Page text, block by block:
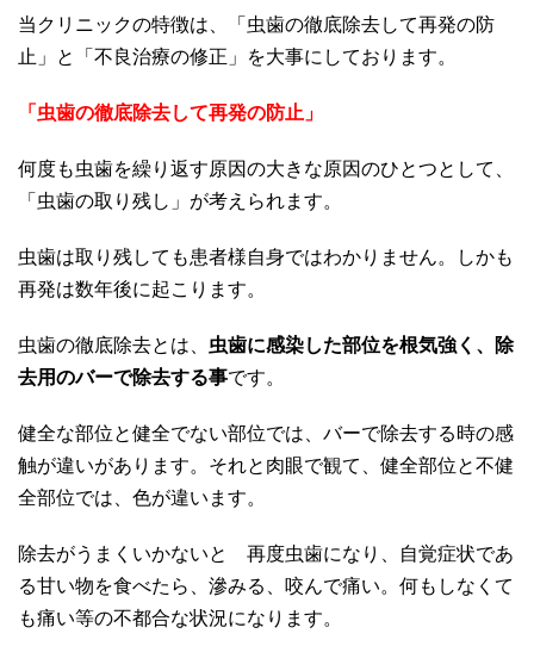
当クリニックの特徴は、「虫歯の徹底除去して再発の防
止」と「不良治療の修正」を大事にしております。
「虫歯の徹底除去して再発の防止」
何度も虫歯を繰り返す原因の大きな原因のひとつとして、
「虫歯の取り残し」が考えられます。
虫歯は取り残しても患者様自身ではわかりません。しかも
再発は数年後に起こります。
虫歯の徹底除去とは、 虫歯に感染した部位を根気強く、除
去用のバーで除去する事です。
健全な部位と健全でない部位では、バーで除去する時の感
触が違いがあります。それと肉眼で観て、健全部位と不健
全部位では、色が違います。
除去がうまくいかないと 再度虫歯になり、自覚症状であ
る甘い物を食べたら、滲みる、咬んで痛い。何もしなくて
も痛い等の不都合な状況になります。